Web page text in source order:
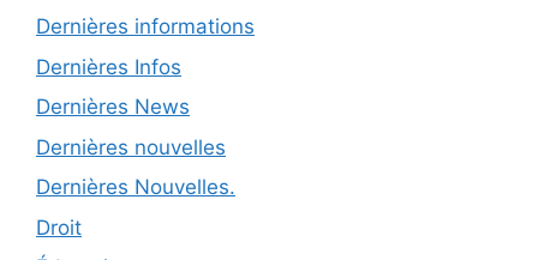
Dernières informations
Dernières Infos
Dernières News
Dernières nouvelles
Dernières Nouvelles.
Droit